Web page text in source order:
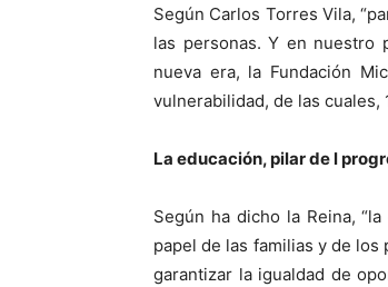
Según Carlos Torres Vila,
las personas. Y en nuestro
nueva era, la Fundación
vulnerabilidad, de las cuales,
La educación, pilar de l
Según ha dicho la Reina,
papel de las familias y de
garantizar la igualdad de